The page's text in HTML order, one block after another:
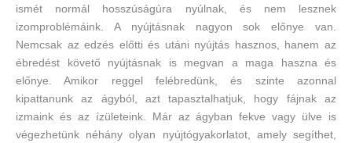
ismét normál hosszúságúra nyúlnak, és nem lesznek
izomproblémáink. A nyújtásnak nagyon sok előnye van.
Nemcsak az edzés előtti és utáni nyújtás hasznos, hanem az
ébredést követő nyújtásnak is megvan a maga haszna és
előnye. Amikor reggel felébredünk, és szinte azonnal
kipattanunk az ágyból, azt tapasztalhatjuk, hogy fájnak az
izmaink és az ízületeink. Már az ágyban fekve vagy ülve is
végezhetünk néhány olyan nyújtógyakorlatot, amely segíthet,